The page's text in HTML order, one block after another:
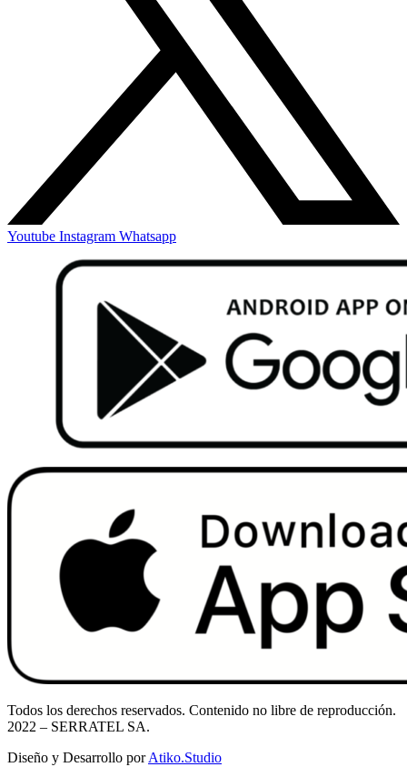
Youtube Instagram Whatsapp
Todos los derechos reservados. Contenido no libre de reproducción.
2022 – SERRATEL SA.
Diseño y Desarrollo porAtiko.Studio